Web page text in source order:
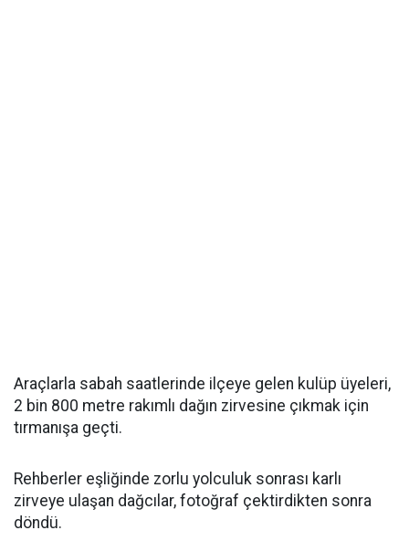
Araçlarla sabah saatlerinde ilçeye gelen kulüp üyeleri,
2 bin 800 metre rakımlı dağın zirvesine çıkmak için
tırmanışa geçti.
Rehberler eşliğinde zorlu yolculuk sonrası karlı
zirveye ulaşan dağcılar, fotoğraf çektirdikten sonra
döndü.